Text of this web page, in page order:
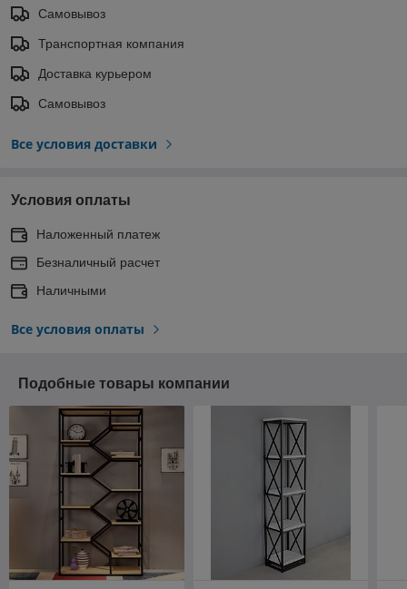
Самовывоз
Транспортная компания
Доставка курьером
Самовывоз
Все условия доставки
Условия оплаты
Наложенный платеж
Безналичный расчет
Наличными
Все условия оплаты
Подобные товары компании